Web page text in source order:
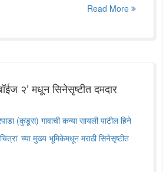
Read More
२’ मधून सिनेसृष्टीत दमदार
(कुडूस) गावाची कन्या सायली पाटील हिने
च्या मुख्य भूमिकेमधून मराठी सिनेसृष्टीत